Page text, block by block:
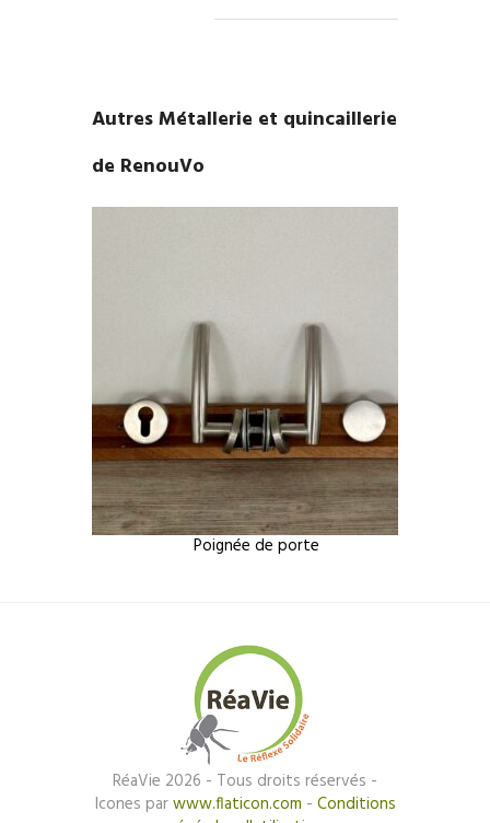
Autres Métallerie et quincaillerie
de RenouVo
Poignée de porte
RéaVie 2026 - Tous droits réservés -
Icones parwww.flaticon.com - Conditions